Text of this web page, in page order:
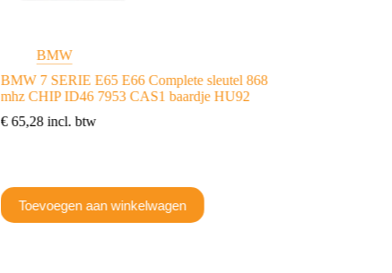
BMW
BMW 7 SERIE E65 E66 Complete sleutel 868
mhz CHIP ID46 7953 CAS1 baardje HU92
€65,28incl. btw
Toevoegen aan winkelwagen